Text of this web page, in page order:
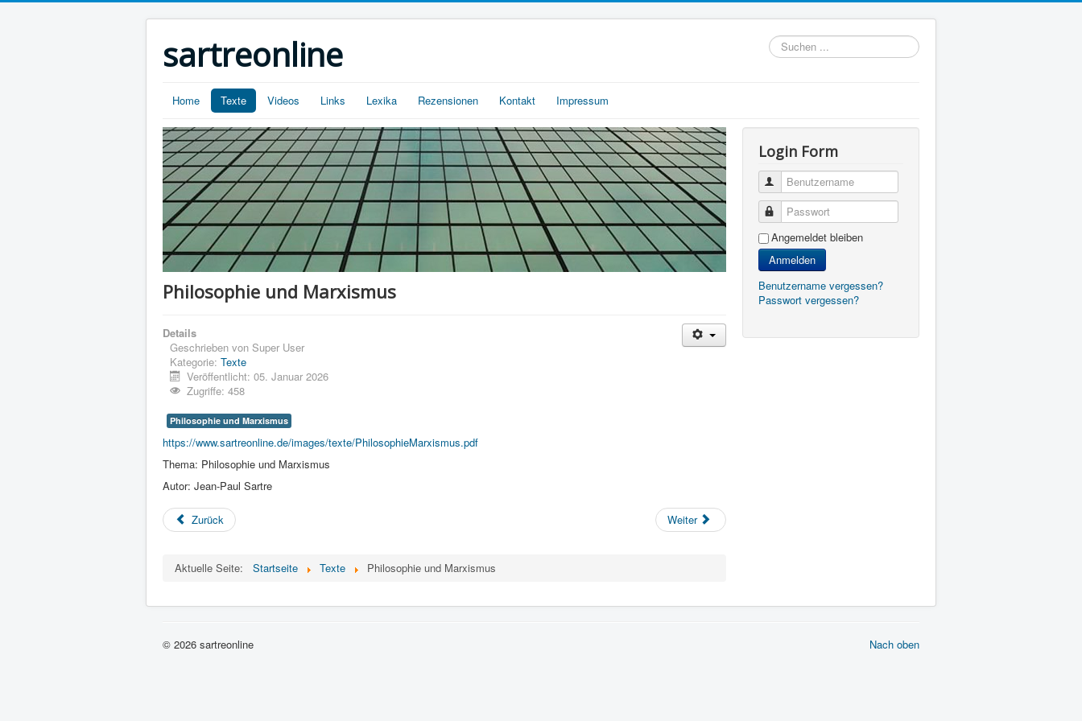
sartreonline
Suchen
...
Home Texte Videos Links Lexika Rezensionen Kontakt Impressum
Philosophie und Marxismus
Details
Geschrieben von Super User
Kategorie: Texte
Veröffentlicht: 05. Januar 2026
Zugriffe: 458
Philosophie und Marxismus
https://www.sartreonline.de/images/texte/PhilosophieMarxismus.pdf
Thema: Philosophie und Marxismus
Autor: Jean-Paul Sartre
Zurück Weiter
Aktuelle Seite: Startseite Texte Philosophie und Marxismus
Login Form
Benutzername
Passwort
Angemeldet bleiben
Anmelden
Benutzername vergessen?
Passwort vergessen?
Nach oben
© 2026 sartreonline